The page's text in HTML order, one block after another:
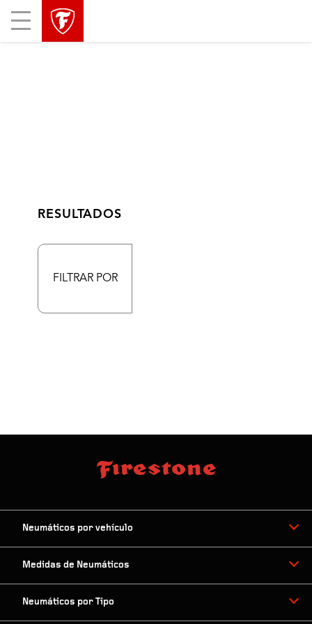
Mobile
Menu
RESULTADOS
FILTRAR POR
Neumáticos por vehículo
Medidas de Neumáticos
Neumáticos por Tipo